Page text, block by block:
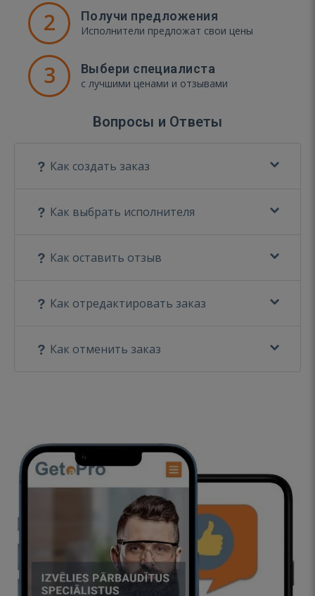
2 Получи предложения
Исполнители предложат свои цены
3 Выбери специалиста
с лучшими ценами и отзывами
Вопросы и Ответы
Как создать заказ
Как выбрать исполнителя
Как оставить отзыв
Как отредактировать заказ
Как отменить заказ